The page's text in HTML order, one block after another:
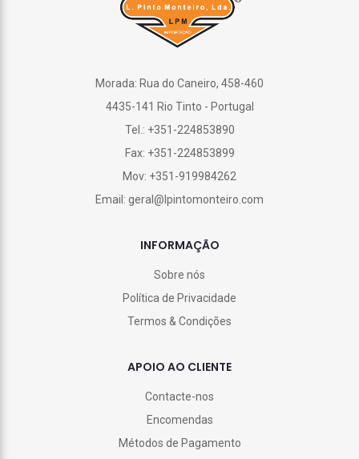
Morada: Rua do Caneiro, 458-460
4435-141 Rio Tinto - Portugal
Tel.: +351-224853890
Fax: +351-224853899
Mov: +351-919984262
Email: geral@lpintomonteiro.com
INFORMAÇÃO
Sobre nós
Política de Privacidade
Termos & Condições
APOIO AO CLIENTE
Contacte-nos
Encomendas
Métodos de Pagamento